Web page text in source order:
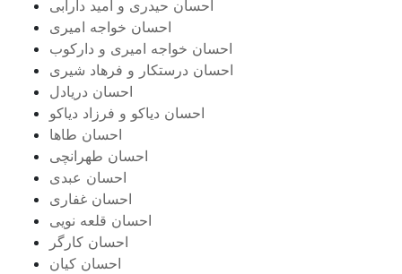
احسان حیدری و امید دارابی
احسان خواجه امیری
احسان خواجه امیری و دارکوب
احسان درستكار و فرهاد شيرى
احسان دریادل
احسان دیاکو و فرزاد دیاکو
احسان طاها
احسان طهرانچی
احسان عبدی
احسان غفاری
احسان قلعه نویی
احسان کارگر
احسان کیان